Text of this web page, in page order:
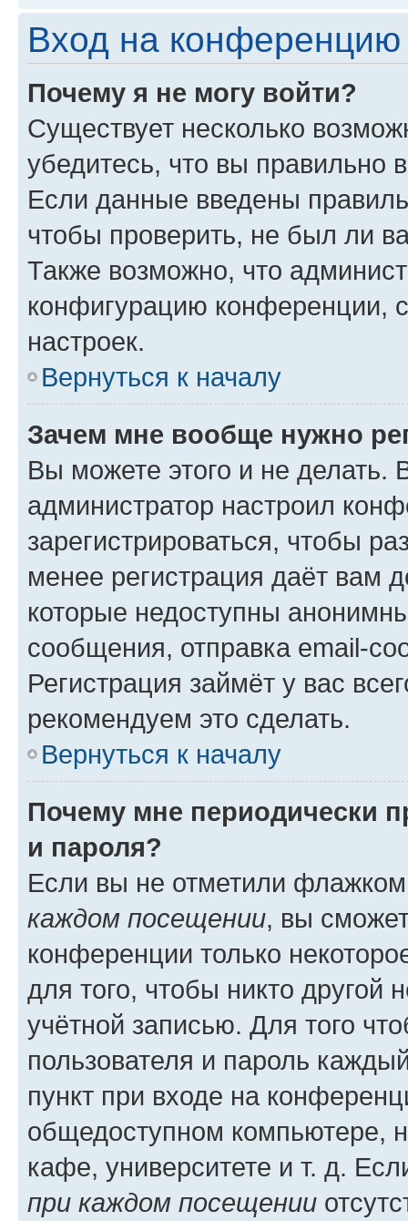
Вход на конференцию
Почему я не могу войти?
Существует несколько
убедитесь, что вы правильно
Если данные введены
чтобы проверить, не был ли
Также возможно, что
конфигурацию конференции,
настроек.
Вернуться к началу
Зачем мне вообще нужно
Вы можете этого и не делать.
администратор настроил
зарегистрироваться, чтобы
менее регистрация даёт вам
которые недоступны
сообщения, отправка email-
Регистрация займёт у вас
рекомендуем это сделать.
Вернуться к началу
Почему мне периодически
и пароля?
Если вы не отметили
каждом посещении, вы
конференции только
для того, чтобы никто другой
учётной записью. Для того
пользователя и пароль
пункт при входе на
общедоступном компьютере,
кафе, университете и т. д.
при каждом посещении